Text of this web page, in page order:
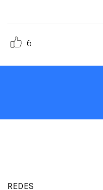
6
REDES